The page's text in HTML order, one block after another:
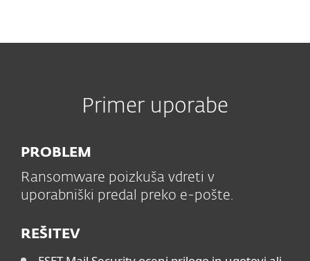
Primer uporabe
PROBLEM
Ransomware poizkuša vdreti v
uporabniški predal preko e-pošte.
REŠITEV